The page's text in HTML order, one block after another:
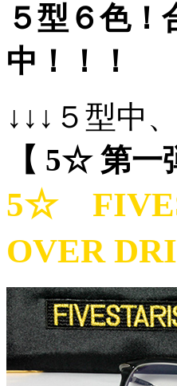
５型６色
中！！！
↓↓↓５型中
【 5☆ 第一
5☆
OVER